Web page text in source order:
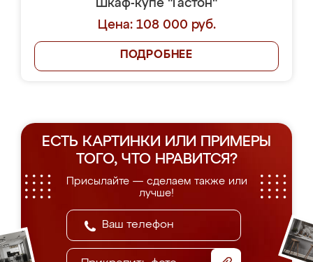
Шкаф-купе "Гастон"
Цена: 108 000 руб.
ПОДРОБНЕЕ
ЕСТЬ КАРТИНКИ ИЛИ ПРИМЕРЫ
ТОГО, ЧТО НРАВИТСЯ?
Присылайте — сделаем также или
лучше!